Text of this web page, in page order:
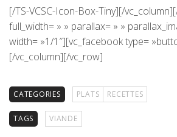
[/TS-VCSC-Icon-Box-Tiny][/
full_width= » » parallax= » »
width= »1/1″][vc_facebook type=
[/vc_column][/vc_row]
CATEGORIES PLATS RECETTES
TAGS VIANDE